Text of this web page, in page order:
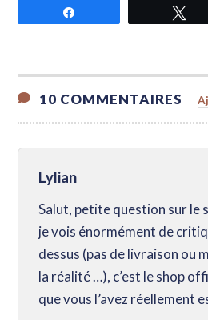
10 COMMENTAIRES
Lylian
Salut, petite question sur le
je vois énormément de
dessus (pas de livraison ou
la réalité …), c’est le shop
que vous l’avez réellement